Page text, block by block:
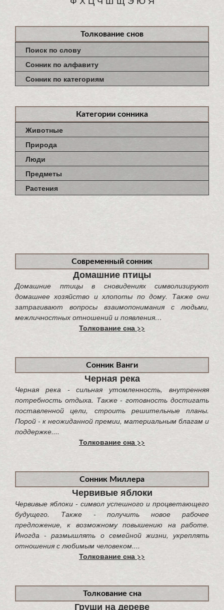
Толкование снов
Поиск по слову
Сонник по алфавиту
Сонник по категориям
Категории сонника
Животные
Природа
Люди
Предметы
Растения
Современный сонник
Домашние птицы
Домашние птицы в сновидениях символизируют
домашнее хозяйство и хлопоты по дому. Также они
затрагивают вопросы взаимопонимания с людьми,
межличностных отношений и появления…
Толкование сна >>
Сонник Ванги
Черная река
Черная река - сильная утомленность, внутренняя
потребность отдыха. Также - готовность достигать
поставленной цели, строить решительные планы.
Порой - к неожиданной премии, материальным благам и
поддержке....
Толкование сна >>
Сонник Миллера
Червивые яблоки
Червивые яблоки - символ успешного и процветающего
будущего. Также - получить новое рабочее
предложение, к возможному повышению на работе.
Иногда - размышлять о семейной жизни, укреплять
отношения с любимым человеком....
Толкование сна >>
Толкование сна
Груши на дереве